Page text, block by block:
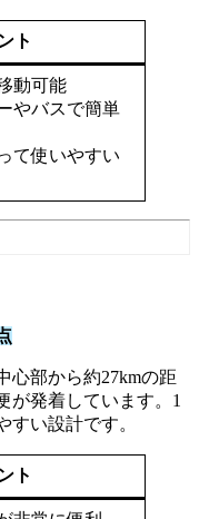
ト
動可能
やバスで簡単
て使いやすい
心部から約27kmの距
が発着しています。1
い設計です。
ト